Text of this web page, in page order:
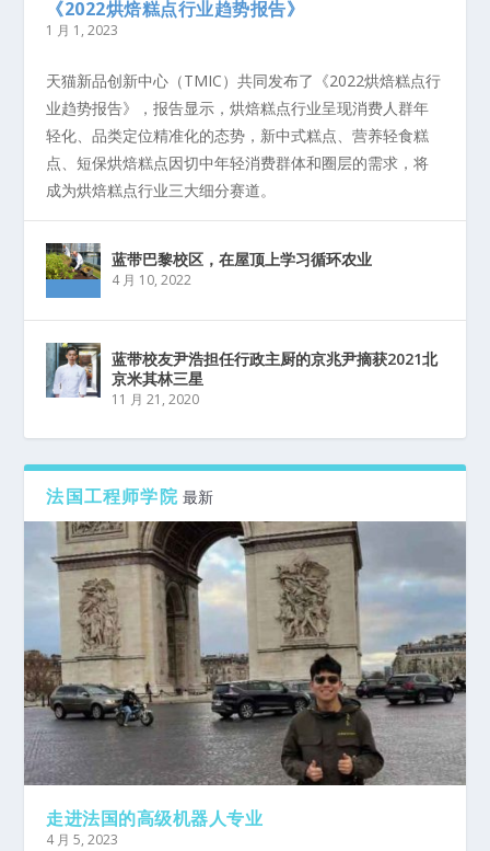
《2022烘焙糕点行业趋势报告》
1 月 1, 2023
天猫新品创新中心（TMIC）共同发布了《2022烘焙糕点行
业趋势报告》，报告显示，烘焙糕点行业呈现消费人群年
轻化、品类定位精准化的态势，新中式糕点、营养轻食糕
点、短保烘焙糕点因切中年轻消费群体和圈层的需求，将
成为烘焙糕点行业三大细分赛道。
蓝带巴黎校区，在屋顶上学习循环农业
4 月 10, 2022
蓝带校友尹浩担任行政主厨的京兆尹摘获2021北
京米其林三星
11 月 21, 2020
法国工程师学院 最新
走进法国的高级机器人专业
4 月 5, 2023